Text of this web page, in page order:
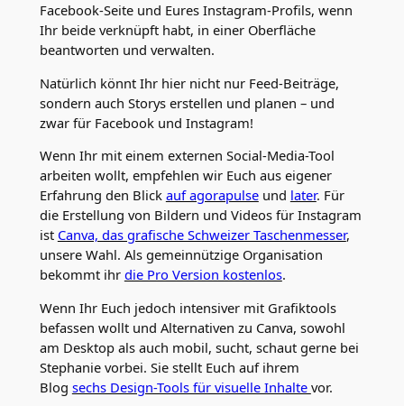
Facebook-Seite und Eures Instagram-Profils, wenn
Ihr beide verknüpft habt, in einer Oberfläche
beantworten und verwalten.
Natürlich könnt Ihr hier nicht nur Feed-Beiträge,
sondern auch Storys erstellen und planen – und
zwar für Facebook und Instagram!
Wenn Ihr mit einem externen Social-Media-Tool
arbeiten wollt, empfehlen wir Euch aus eigener
Erfahrung den Blick auf agorapulseund later. Für
die Erstellung von Bildern und Videos für Instagram
ist Canva, das grafische Schweizer Taschenmesser,
unsere Wahl. Als gemeinnützige Organisation
bekommt ihr die Pro Version kostenlos.
Wenn Ihr Euch jedoch intensiver mit Grafiktools
befassen wollt und Alternativen zu Canva, sowohl
am Desktop als auch mobil, sucht, schaut gerne bei
Stephanie vorbei. Sie stellt Euch auf ihrem
Blog sechs Design-Tools für visuelle Inhalte vor.